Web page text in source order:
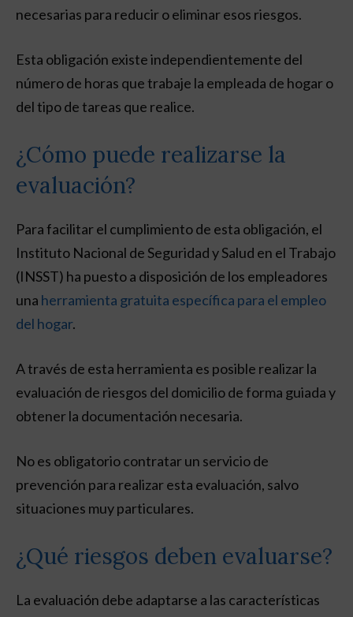
necesarias para reducir o eliminar esos riesgos.
Esta obligación existe independientemente del
número de horas que trabaje la empleada de hogar o
del tipo de tareas que realice.
¿Cómo puede realizarse la
evaluación?
Para facilitar el cumplimiento de esta obligación, el
Instituto Nacional de Seguridad y Salud en el Trabajo
(INSST) ha puesto a disposición de los empleadores
una herramienta gratuita específica para el empleo
del hogar.
A través de esta herramienta es posible realizar la
evaluación de riesgos del domicilio de forma guiada y
obtener la documentación necesaria.
No es obligatorio contratar un servicio de
prevención para realizar esta evaluación, salvo
situaciones muy particulares.
¿Qué riesgos deben evaluarse?
La evaluación debe adaptarse a las características